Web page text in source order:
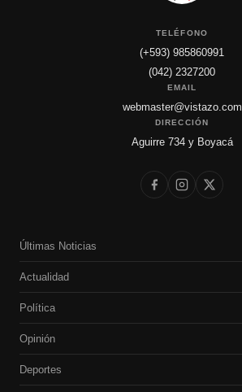
TELÉFONO
(+593) 985860991
(042) 2327200
EMAIL
webmaster@vistazo.com
DIRECCIÓN
Aguirre 734 y Boyacá
Últimas Noticias
Actualidad
Política
Opinión
Deportes